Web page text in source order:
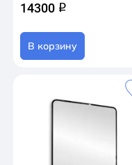
14300 q
В корзину